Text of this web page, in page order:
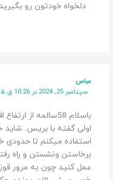
دلخواه خودتون رو
عباس
سپتامبر 25, 2024 در 10:26 ق.ظ
باسلام 58سالمه از
اولی گفته با بریس. شاید
استفاده میکنم تا
برخاستن ونشستن و راه
عمل کنید چون به مرور